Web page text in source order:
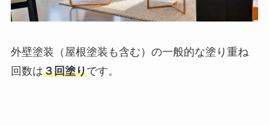
外壁塗装（屋根塗装も含む）の一般的な塗り重ね
回数は３回塗りです。